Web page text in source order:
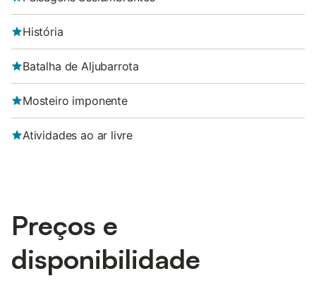
História
Batalha de Aljubarrota
Mosteiro imponente
Atividades ao ar livre
Preços e
disponibilidade